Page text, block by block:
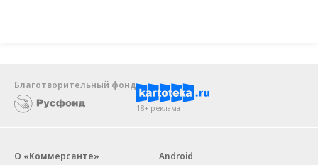
Благотворительный фонд
18+ реклама
О «Коммерсанте»
Android